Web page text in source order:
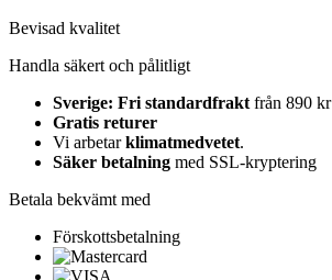
Bevisad kvalitet
Handla säkert och pålitligt
Sverige: Fri standardfraktfrån 890 kr
Gratis returer
Vi arbetarklimatmedvetet.
Säker betalning med SSL-kryptering
Betala bekvämt med
Förskottsbetalning